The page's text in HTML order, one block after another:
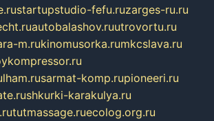
startupstudio-fefu.ruzarges-ru.ru
autobalashov.ruutrovortu.ru
m.rukinomusorka.rumkcslava.ru
sarmat-komp.rupioneeri.ru
shkurki-karakulya.ru
tutmassage.ruecolog.org.ru